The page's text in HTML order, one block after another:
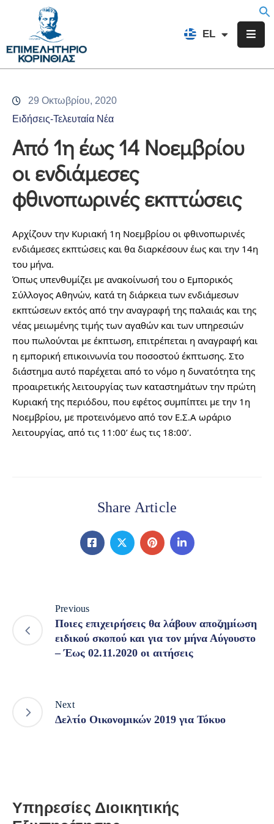
EL
FR
Επιμελητήριο
Υπηρεσίες
Προγράμματα
&
Εκδηλώσεις
29 Οκτωβρίου, 2020
Ειδήσεις-Τελευταία Νέα
Από 1η έως 14 Νοεμβρίου
οι ενδιάμεσες
φθινοπωρινές εκπτώσεις
Αρχίζουν την Κυριακή 1η Νοεμβρίου οι φθινοπωρινές
ενδιάμεσες εκπτώσεις και θα διαρκέσουν έως και την 14η
του μήνα.
Όπως υπενθυμίζει με ανακοίνωσή του ο Εμπορικός
Σύλλογος Αθηνών, κατά τη διάρκεια των ενδιάμεσων
εκπτώσεων εκτός από την αναγραφή της παλαιάς και της
νέας μειωμένης τιμής των αγαθών και των υπηρεσιών
που πωλούνται με έκπτωση, επιτρέπεται η αναγραφή και
η εμπορική επικοινωνία του ποσοστού έκπτωσης. Στο
διάστημα αυτό παρέχεται από το νόμο η δυνατότητα της
προαιρετικής λειτουργίας των καταστημάτων την πρώτη
Κυριακή της περιόδου, που εφέτος συμπίπτει με την 1η
Νοεμβρίου, με προτεινόμενο από τον Ε.Σ.Α ωράριο
λειτουργίας, από τις ‪11:00’ έως τις ‪18:00’.
Share Article
Previous
Ποιες επιχειρήσεις θα λάβουν αποζημίωση
ειδικού σκοπού και για τον μήνα Αύγουστο
– Έως 02.11.2020 οι αιτήσεις
Next
Δελτίο Οικονομικών 2019 για Τόκυο
Υπηρεσίες Διοικητικής